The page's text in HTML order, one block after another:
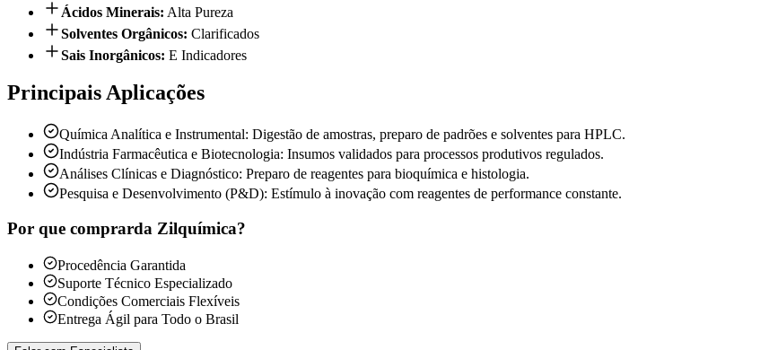
Ácidos Minerais: Alta Pureza
Solventes Orgânicos: Clarificados
Sais Inorgânicos: E Indicadores
Principais Aplicações
Química Analítica e Instrumental: Digestão de amostras, preparo de padrões e solventes para HPLC.
Indústria Farmacêutica e Biotecnologia: Insumos validados para processos produtivos regulados.
Análises Clínicas e Diagnóstico: Preparo de reagentes para bioquímica e histologia.
Pesquisa e Desenvolvimento (P&D): Estímulo à inovação com reagentes de performance constante.
Por que comprarda Zilquímica?
Procedência Garantida
Suporte Técnico Especializado
Condições Comerciais Flexíveis
Entrega Ágil para Todo o Brasil